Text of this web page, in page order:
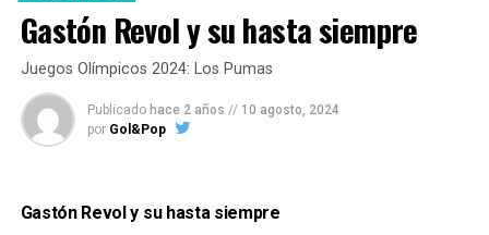
“El – José Torres –
Gastón Revol y su hasta siempre
Juegos Olímpicos 2024: Los Pumas
Publicado hace 2 años // 10 agosto, 2024
por Gol&Pop
Gastón Revol y su hasta siempre